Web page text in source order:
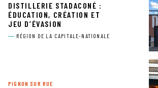
DISTILLERIE STADACONÉ :
ÉDUCATION, CRÉATION ET
JEU D’ÉVASION
RÉGION DE LA CAPITALE-NATIONALE
PIGNON SUR RUE